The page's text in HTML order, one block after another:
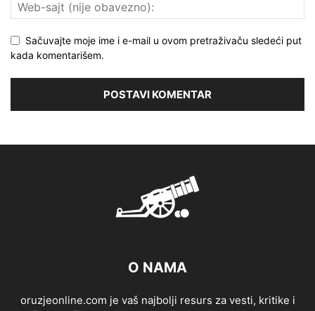
Sačuvajte moje ime i e-mail u ovom pretraživaču sledeći put
kada komentarišem.
O NAMA
oruzjeonline.com je vaš najbolji resurs za vesti, kritike i